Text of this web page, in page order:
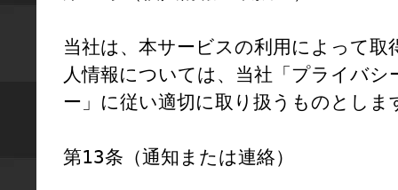
当社は、本サービスの利用によって取
人情報については、当社「プライバシ
ー」に従い適切に取り扱うものとしま
第13条（通知または連絡）